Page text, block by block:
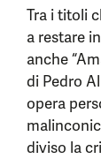
Tra i titoli
a restare
anche
di Pedro
opera
diviso la